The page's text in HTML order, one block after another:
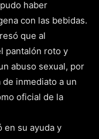
haber
con las bebidas.
que al
pantalón roto y
abuso sexual, por
inmediato a un
oficial de la
en su ayuda y